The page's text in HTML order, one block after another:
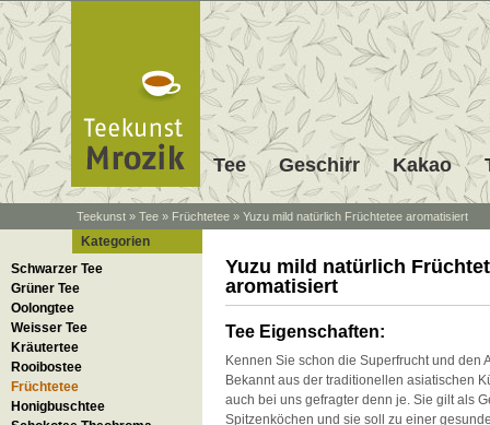
Tee Geschirr Kakao
Teekunst » Tee » Früchtetee » Yuzu mild natürlich Früchtetee aromatisiert
Kategorien
Schwarzer Tee
Grüner Tee
Oolongtee
Weisser Tee
Kräutertee
Rooibostee
Früchtetee
Honigbuschtee
Yuzu mild natürlich
aromatisiert
Tee Eigenschaften:
Kennen Sie schon die Superfrucht und den
Bekannt aus der traditionellen asiatischen
auch bei uns gefragter denn je. Sie gilt als
Spitzenköchen und sie soll zu einer